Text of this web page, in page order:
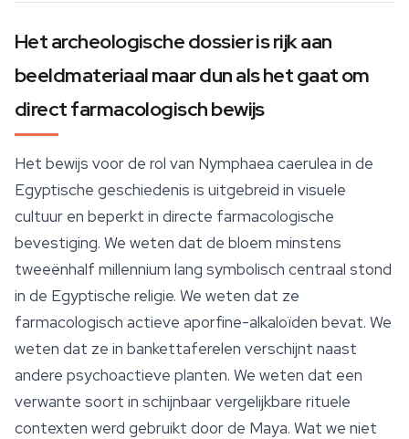
Het archeologische dossier is rijk aan
beeldmateriaal maar dun als het gaat om
direct farmacologisch bewijs
Het bewijs voor de rol van Nymphaea caerulea in de
Egyptische geschiedenis is uitgebreid in visuele
cultuur en beperkt in directe farmacologische
bevestiging. We weten dat de bloem minstens
tweeënhalf millennium lang symbolisch centraal stond
in de Egyptische religie. We weten dat ze
farmacologisch actieve aporfine-alkaloïden bevat. We
weten dat ze in bankettaferelen verschijnt naast
andere psychoactieve planten. We weten dat een
verwante soort in schijnbaar vergelijkbare rituele
contexten werd gebruikt door de Maya. Wat we niet